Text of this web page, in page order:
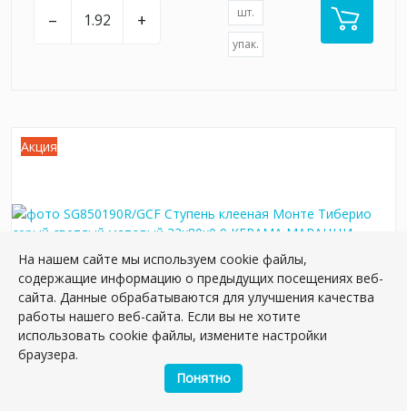
– + шт.
упак.
Акция
SG850190R/GCF Ступень клееная Монте
Тиберио серый светлый матовый 33x80x0,9
SG850190R/GCF
На нашем сайте мы используем cookie файлы,
содержащие информацию о предыдущих посещениях веб-
сайта. Данные обрабатываются для улучшения качества
работы нашего веб-сайта. Если вы не хотите
использовать cookie файлы, измените настройки
браузера.
Понятно